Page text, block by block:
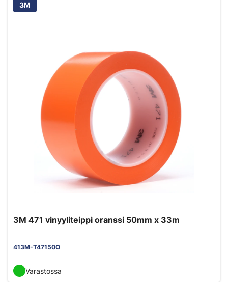
3M
3M 471 vinyyliteippi oranssi 50mm x 33m
413M-T47150O
Varastossa